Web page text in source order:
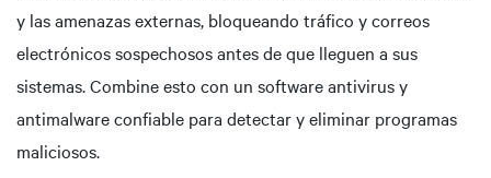
y las amenazas externas, bloqueando tráfico y correos
electrónicos sospechosos antes de que lleguen a sus
sistemas. Combine esto con un software antivirus y
antimalware confiable para detectar y eliminar programas
maliciosos.